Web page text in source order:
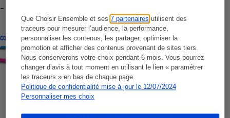
Que Choisir Ensemble et ses7 partenaires utilisent des
traceurs pour mesurer l’audience, la performance,
personnaliser les contenus, les partager, optimiser la
promotion et afficher des contenus provenant de sites tiers.
Nous conserverons votre choix pendant 6 mois. Vous pourrez
changer d’avis à tout moment en utilisant le lien « paramétrer
les traceurs » en bas de chaque page.
Politique de confidentialité mise à jour le 12/07/2024
Personnaliser mes choix
- Premières impressions
CONSEILS